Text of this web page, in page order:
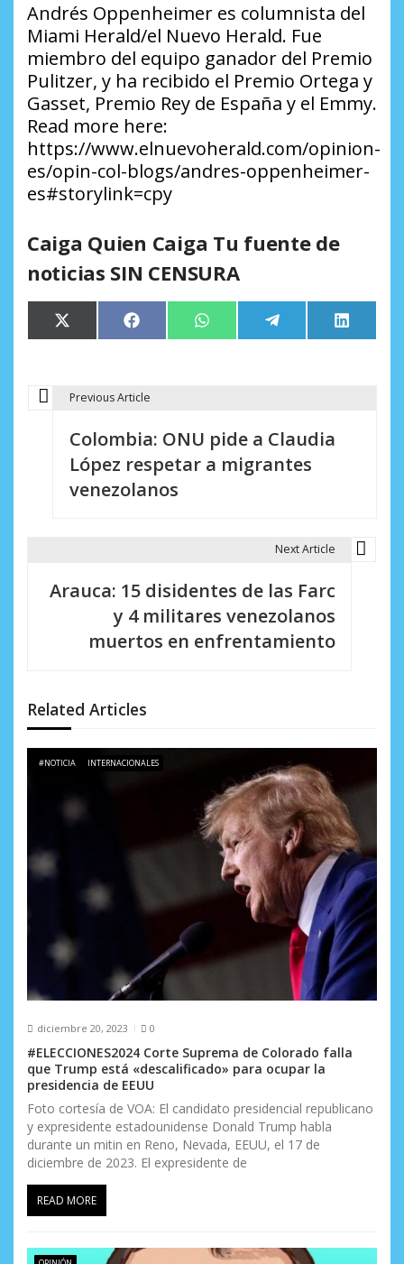
Andrés Oppenheimer es columnista del
Miami Herald/el Nuevo Herald. Fue
miembro del equipo ganador del Premio
Pulitzer, y ha recibido el Premio Ortega y
Gasset, Premio Rey de España y el Emmy.
Read more here:
https://www.elnuevoherald.com/opinion-
es/opin-col-blogs/andres-oppenheimer-
es#storylink=cpy
Caiga Quien Caiga Tu fuente de
noticias SIN CENSURA
Compartir
en
X
(Twitter)
Compartir
en
Facebook Compartir
en
WhatsApp Compartir
en
Telegram
en
LinkedIn
N
n
d
t
a
a
s
Previous Article
Colombia: ONU pide a Claudia
López respetar a migrantes
venezolanos
Next Article
Arauca: 15 disidentes de las Farc
y 4 militares venezolanos
muertos en enfrentamiento
Related Articles
#NOTICIA INTERNACIONALES
diciembre 20, 2023 0
#ELECCIONES2024 Corte Suprema de Colorado falla
que Trump está «descalificado» para ocupar la
presidencia de EEUU
Foto cortesía de VOA: El candidato presidencial republicano
y expresidente estadounidense Donald Trump habla
durante un mitin en Reno, Nevada, EEUU, el 17 de
diciembre de 2023. El expresidente de
READ MORE